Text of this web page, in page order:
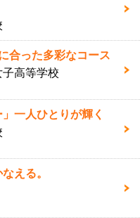
合った多彩なコース
高等学校
」一人ひとりが輝く
える。